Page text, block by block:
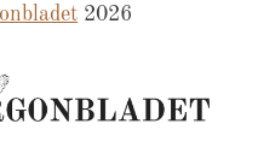
2026